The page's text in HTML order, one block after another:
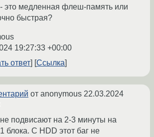
это медленная флеш-память или
быстрая?
19:27:33 +00:00
ответ
Ссылка
от anonymous 22.03.2024
подвисают на 2-3 минуты на
блока. С HDD этот баг не